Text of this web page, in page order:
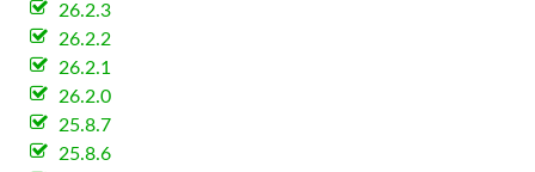
26.2.3
26.2.2
26.2.1
26.2.0
25.8.7
25.8.6